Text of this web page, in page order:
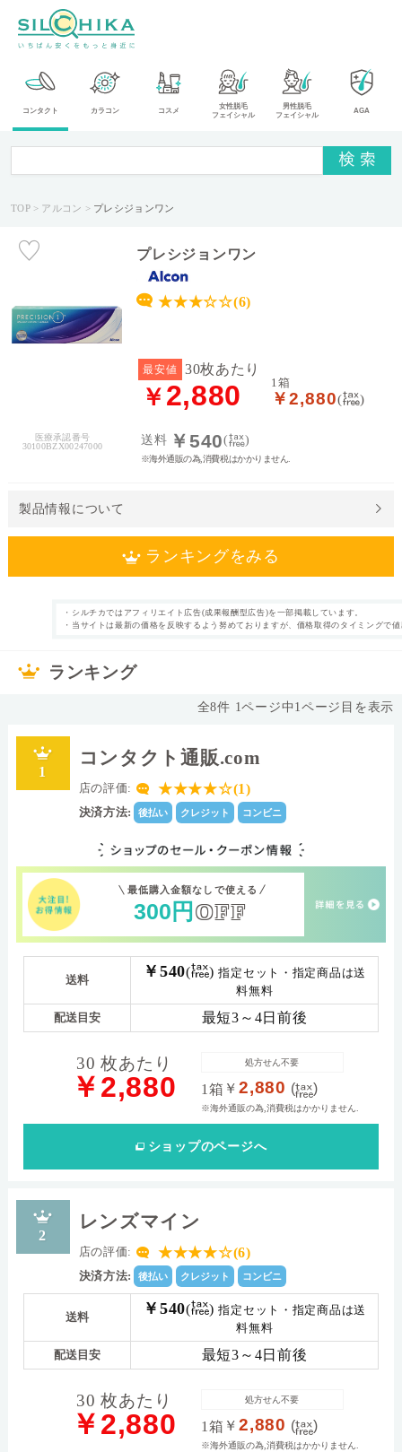
コンタクト カラコン コスメ
女性脱毛
フェイシャル
男性脱毛
フェイシャル
AGA
TOP アルコン プレシジョンワン
医療承認番号
30100BZX00247000
プレシジョンワン
★★★☆☆(6)
製品情報について
送料 ￥540( )
最安値 30枚あたり
￥ 2,880 1箱
￥2,880( )
※海外通販の為,消費税はかかりません.
ランキングをみる
1日使い捨て タイプ
近視 UVカット付
枚数 30枚
14.2mm
素材グループ Ⅱ レンズカラー
中心厚(-3.00D) 0.09 ベースカーブ(BC)
Dk値(酸素透過係
90.0
ベースカーブ8.3：-0.50～-6.00（0.25ステップ）-6.50
～-12.00（0.50ステップ）,+0.50～+5.00 ベースカーブ
8.3：-0.50～-6.00（0.25ステップ）-6.50～-12.00（0.50
ステップ）
・シルチカではアフィリエイト広告(成果報酬型広告)を一部掲載しています。
・当サイトは最新の価格を反映するよう努めておりますが、価格取得のタイミングで
ランキング
全8件 1ページ中1ページ目を表示
1
コンタクト通販.com
店の評価: ★★★★☆(1)
決済方法: 後払い クレジット コンビニ
最低購入金額なしで使える
300 円 OFF
送料 ￥540( )指定セット・指定商品は送
料無料
配送目安 最短3～4日前後
30 枚あたり
￥2,880 1箱 ￥2,880 ( )
※海外通販の為,消費税はかかりません.
処方せん不要
ショップのページへ
2
レンズマイン
店の評価: ★★★★☆(6)
決済方法: 後払い クレジット コンビニ
送料 ￥540( )指定セット・指定商品は送
料無料
配送目安 最短3～4日前後
30 枚あたり
￥2,880 1箱 ￥2,880 ( )
※海外通販の為,消費税はかかりません.
処方せん不要
カ
テ
ゴ
メ
カ
タ
イ
せ